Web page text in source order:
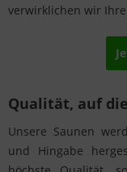
verwirklichen wir
Qualität, auf
Unsere Saunen
und Hingabe